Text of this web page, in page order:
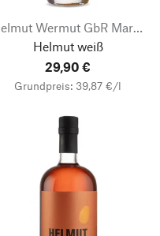
Helmut Wermut GbR Markus Weiß
Helmut weiß
29,90 €
Grundpreis: 39,87 €/l